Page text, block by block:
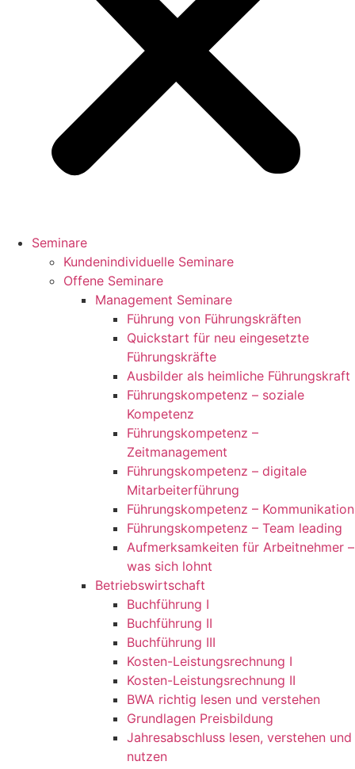
Seminare
Kundenindividuelle Seminare
Offene Seminare
Management Seminare
Führung von Führungskräften
Quickstart für neu eingesetzte
Führungskräfte
Ausbilder als heimliche Führungskraft
Führungskompetenz – soziale
Kompetenz
Führungskompetenz –
Zeitmanagement
Führungskompetenz – digitale
Mitarbeiterführung
Führungskompetenz – Kommunikation
Führungskompetenz – Team leading
Aufmerksamkeiten für Arbeitnehmer –
was sich lohnt
Betriebswirtschaft
Buchführung I
Buchführung II
Buchführung III
Kosten-Leistungsrechnung I
Kosten-Leistungsrechnung II
BWA richtig lesen und verstehen
Grundlagen Preisbildung
Jahresabschluss lesen, verstehen und
nutzen